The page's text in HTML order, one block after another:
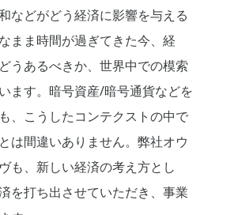
などがどう経済に影響を与える
まま時間が過ぎてきた今、経
うあるべきか、世界中での模索
ます。暗号資産/暗号通貨などを
、こうしたコンテクストの中で
は間違いありません。弊社オウ
も、新しい経済の考え方とし
を打ち出させていただき、事業